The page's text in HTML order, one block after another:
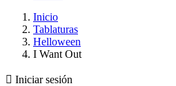
Inicio
Tablaturas
Helloween
I Want Out
 Iniciar sesión